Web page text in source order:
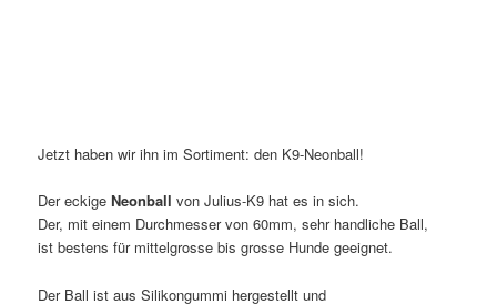
Jetzt haben wir ihn im Sortiment: den K9-Neonball!
Der eckigeNeonballvon Julius-K9 hat es in sich.
Der, mit einem Durchmesser von 60mm, sehr handliche Ball,
ist bestens für mittelgrosse bis grosse Hunde geeignet.
Der Ball ist aus Silikongummi hergestellt und